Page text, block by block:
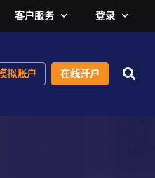
客户服务 登录
拟账户 在线开户